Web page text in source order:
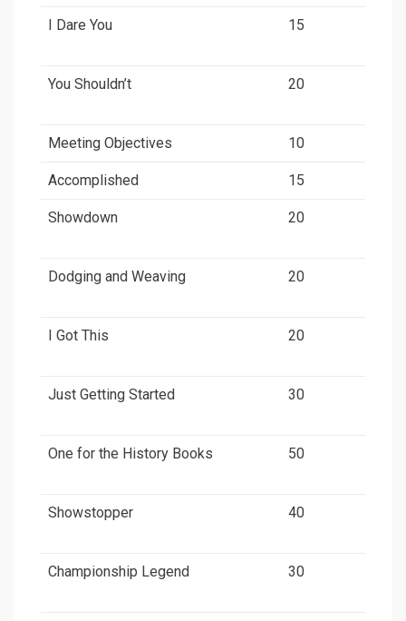
I Dare You 15
You Shouldn’t 20
Meeting Objectives 10
Accomplished 15
Showdown 20
Dodging and Weaving 20
I Got This 20
Just Getting Started 30
One for the History Books 50
Showstopper 40
Championship Legend 30